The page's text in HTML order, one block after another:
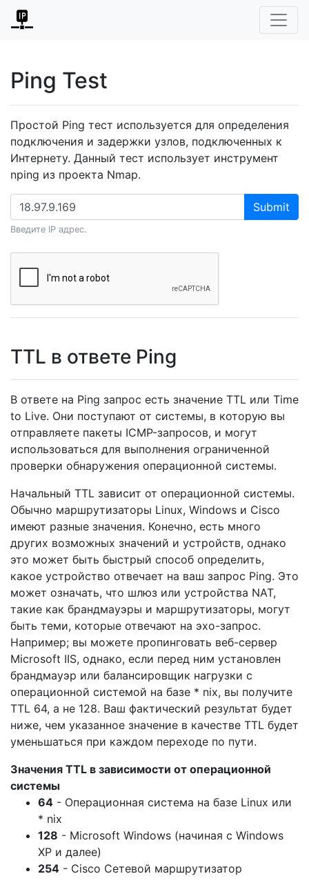
Ping Test
Простой Ping тест используется для определения
подключения и задержки узлов, подключенных к
Интернету. Данный тест использует инструмент
nping из проекта Nmap.
Submit
Введите IP адрес.
TTL в ответе Ping
В ответе на Ping запрос есть значение TTL или Time
to Live. Они поступают от системы, в которую вы
отправляете пакеты ICMP-запросов, и могут
использоваться для выполнения ограниченной
проверки обнаружения операционной системы.
Начальный TTL зависит от операционной системы.
Обычно маршрутизаторы Linux, Windows и Cisco
имеют разные значения. Конечно, есть много
других возможных значений и устройств, однако
это может быть быстрый способ определить,
какое устройство отвечает на ваш запрос Ping. Это
может означать, что шлюз или устройства NAT,
такие как брандмауэры и маршрутизаторы, могут
быть теми, которые отвечают на эхо-запрос.
Например; вы можете пропинговать веб-сервер
Microsoft IIS, однако, если перед ним установлен
брандмауэр или балансировщик нагрузки с
операционной системой на базе * nix, вы получите
TTL 64, а не 128. Ваш фактический результат будет
ниже, чем указанное значение в качестве TTL будет
уменьшаться при каждом переходе по пути.
Значения TTL в зависимости от операционной
системы
64 - Операционная система на базе Linux или
* nix
128 - Microsoft Windows (начиная с Windows
XP и далее)
254 - Cisco Сетевой маршрутизатор